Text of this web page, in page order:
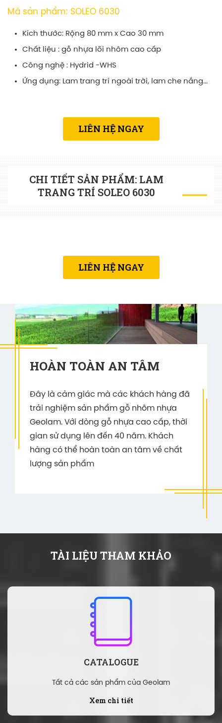
Mã sản phẩm: SOLEO 6030
Kích thước: Rộng 80 mm x Cao 30 mm
Chất liệu : gỗ nhựa lõi nhôm cao cấp
Công nghệ : Hydrid -WHS
Ứng dụng: Lam trang trí ngoài trời, lam che nắng...
LIÊN HỆ NGAY
CHI TIẾT SẢN PHẨM: LAM
TRANG TRÍ SOLEO 6030
LIÊN HỆ NGAY
HOÀN TOÀN AN TÂM
Đây là cảm giác mà các khách hàng đã
trải nghiệm sản phẩm gỗ nhôm nhựa
Geolam. Với dòng gỗ nhựa cao cấp, thời
gian sử dụng lên đến 40 năm. Khách
hàng có thể hoàn toàn an tâm về chất
lượng sản phẩm
TÀI LIỆU THAM KHẢO
CATALOGUE
Tất cả các sản phẩm của Geolam
Xem chi tiết